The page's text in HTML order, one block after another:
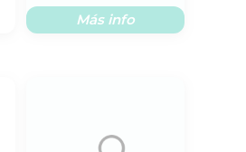
Más info